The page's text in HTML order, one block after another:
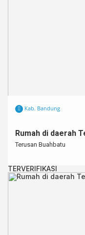
Kab. Bandung
Rumah di daerah
Terusan Buahbatu
TERVERIFIKASI